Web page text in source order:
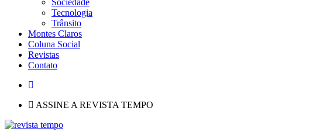
Sociedade
Tecnologia
Trânsito
Montes Claros
Coluna Social
Revistas
Contato
ASSINE A REVISTA TEMPO